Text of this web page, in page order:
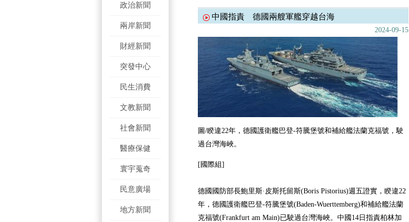
政治新聞
兩岸新聞
財經新聞
突發中心
民生消費
文教新聞
社會新聞
醫療保健
寰宇蒐奇
民意廣場
地方新聞
中國指責 德國兩艘軍艦穿越台海
2024-09-15
圖/睽違22年，德國護衛艦巴登-符騰堡號和補給艦法蘭克福號，駛
過台灣海峽。
[國際組]
德國國防部長鮑里斯·皮斯托留斯(Boris Pistorius)週五證實，睽違22
年，德國護衛艦巴登-符騰堡號(Baden-Wuerttemberg)和補給艦法蘭
克福號(Frankfurt am Main)已駛過台灣海峽。中國14日指責柏林加